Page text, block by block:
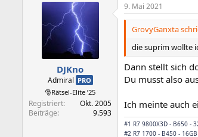
DJKno
Admiral PRO
🎅Rätsel-Elite ’25
Registriert
Okt. 2005
Beiträge
9.593
9. Mai 2021
GrovyGanxta
die suprim wollte
Dann stellt sich
Du musst also
Ich meinte auch
#1 R7 9800X3D - B650 -
#2 R7 1700 - B450 -